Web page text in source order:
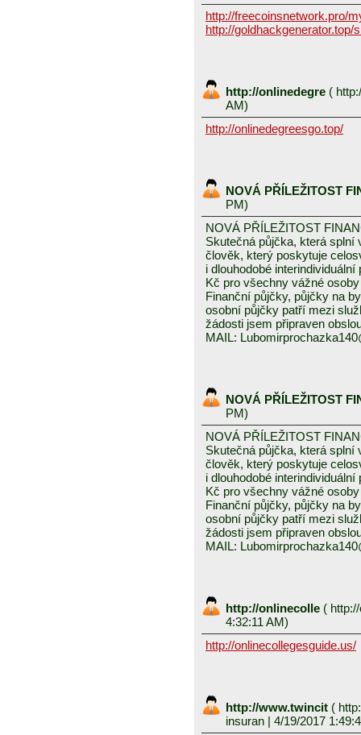
http://freecoinsnetwork.pro/
http://
http://onlinedegre (
AM)
http://onlinedegreesgo.top/
NOVÁ PŘÍLEŽITOST
PM)
NOVÁ PŘÍLEŽITOST
Skutečná půjčka, která
člověk, který poskytuje
i dlouhodobé
Kč pro všechny vážné
Finanční půjčky, půjčky na
osobní půjčky patří mezi
žádosti jsem připraven
MAIL:
NOVÁ PŘÍLEŽITOST
PM)
NOVÁ PŘÍLEŽITOST
Skutečná půjčka, která
člověk, který poskytuje
i dlouhodobé
Kč pro všechny vážné
Finanční půjčky, půjčky na
osobní půjčky patří mezi
žádosti jsem připraven
MAIL:
http://onlinecolle (
4:32:11 AM)
http://onlinecollegesguide.us/
http://www.twincit (
insuran | 4/19/2017